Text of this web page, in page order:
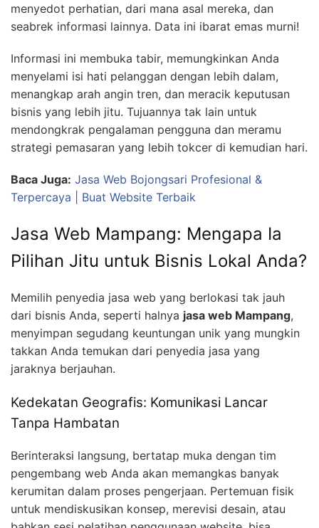
menyedot perhatian, dari mana asal mereka, dan
seabrek informasi lainnya. Data ini ibarat emas murni!
Informasi ini membuka tabir, memungkinkan Anda
menyelami isi hati pelanggan dengan lebih dalam,
menangkap arah angin tren, dan meracik keputusan
bisnis yang lebih jitu. Tujuannya tak lain untuk
mendongkrak pengalaman pengguna dan meramu
strategi pemasaran yang lebih tokcer di kemudian hari.
Baca Juga: Jasa Web Bojongsari Profesional &
Terpercaya | Buat Website Terbaik
Jasa Web Mampang: Mengapa Ia
Pilihan Jitu untuk Bisnis Lokal Anda?
Memilih penyedia jasa web yang berlokasi tak jauh
dari bisnis Anda, seperti halnya jasa web Mampang,
menyimpan segudang keuntungan unik yang mungkin
takkan Anda temukan dari penyedia jasa yang
jaraknya berjauhan.
Kedekatan Geografis: Komunikasi Lancar
Tanpa Hambatan
Berinteraksi langsung, bertatap muka dengan tim
pengembang web Anda akan memangkas banyak
kerumitan dalam proses pengerjaan. Pertemuan fisik
untuk mendiskusikan konsep, merevisi desain, atau